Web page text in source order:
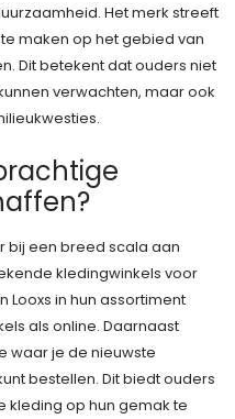
Het merk streeft
maken op het gebied van
Dit betekent dat ouders niet
verwachten, maar ook
bij een breed scala aan
kledingwinkels voor
in hun assortiment
als online. Daarnaast
waar je de nieuwste
bestellen. Dit biedt ouders
kleding op hun gemak te